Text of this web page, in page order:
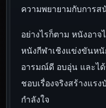
ความพยายามกับการ
อย่างไรก็ตาม หนังอา
หนังกีฬาเชิงแข่งขันห
อารมณ์ดี อบอุ่น และไ
ชอบเรื่องจริงสร้างแร
กำลังใจ